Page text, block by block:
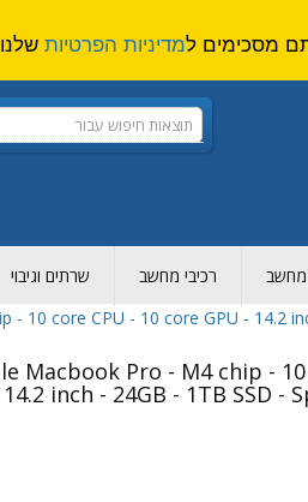
מחשב רכיבי מחשב שרתים וגיבוי
- 10 core CPU - 10 core GPU - 14.2
Macbook Pro - M4 chip -
inch - 24GB - 1TB SSD -
מדיניות הפרטיות